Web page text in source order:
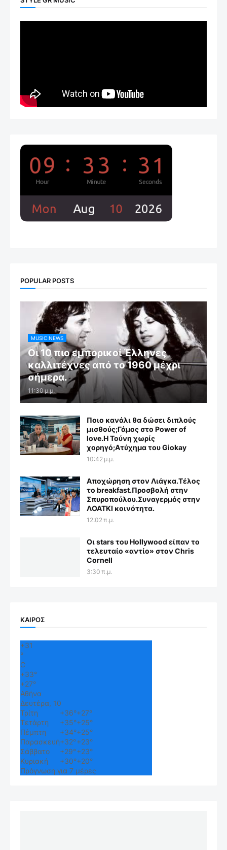
POPULAR POSTS
MUSIC NEWS
Οι 10 πιο εμπορικοί Έλληνες
καλλιτέχνες από το 1960 μέχρι
σήμερα.
11:30 μ.μ.
Ποιο κανάλι θα δώσει διπλούς
μισθούς;Γάμος στο Power of
love.Η Τούνη χωρίς
χορηγό;Aτύχημα του Giokay
10:42 μ.μ.
Αποχώρηση στον Λιάγκα.Τέλος
το breakfast.Προσβολή στην
Σπυροπούλου.Συναγερμός στην
ΛΟΑΤΚΙ κοινότητα.
12:02 π.μ.
Οι stars του Hollywood είπαν το
τελευταίο «αντίο» στον Chris
Cornell
3:30 π.μ.
ΚΑΙΡΟΣ
+31
°
C
+33°
+27°
Αθήνα
Δευτέρα, 10
Τρίτη
+36°+27°
Τετάρτη
+35°+25°
Πέμπτη
+34°+25°
Παρασκευή+32°+23°
Σάββατο
+29°+23°
Κυριακή
+30°+20°
Πρόγνωση για 7 μέρες